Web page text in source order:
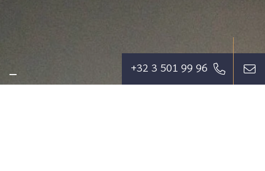
+32 3 501 99 96